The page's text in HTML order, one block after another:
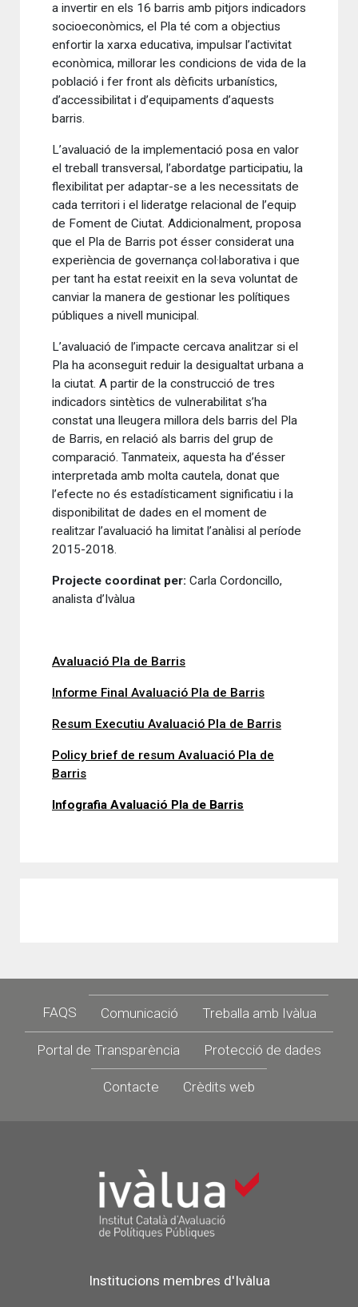
a invertir en els 16 barris amb pitjors indicadors
socioeconòmics, el Pla té com a objectius
enfortir la xarxa educativa, impulsar l’activitat
econòmica, millorar les condicions de vida de la
població i fer front als dèficits urbanístics,
d’accessibilitat i d’equipaments d’aquests
barris.
L’avaluació de la implementació posa en valor
el treball transversal, l’abordatge participatiu, la
flexibilitat per adaptar-se a les necessitats de
cada territori i el lideratge relacional de l’equip
de Foment de Ciutat. Addicionalment, proposa
que el Pla de Barris pot ésser considerat una
experiència de governança col·laborativa i que
per tant ha estat reeixit en la seva voluntat de
canviar la manera de gestionar les polítiques
públiques a nivell municipal.
L’avaluació de l’impacte cercava analitzar si el
Pla ha aconseguit reduir la desigualtat urbana a
la ciutat. A partir de la construcció de tres
indicadors sintètics de vulnerabilitat s’ha
constat una lleugera millora dels barris del Pla
de Barris, en relació als barris del grup de
comparació. Tanmateix, aquesta ha d’ésser
interpretada amb molta cautela, donat que
l’efecte no és estadísticament significatiu i la
disponibilitat de dades en el moment de
realitzar l’avaluació ha limitat l’anàlisi al període
2015-2018.
Projecte coordinat per: Carla Cordoncillo,
analista d’Ivàlua
Avaluació Pla de Barris
Informe Final Avaluació Pla de Barris
Resum Executiu Avaluació Pla de Barris
Policy brief de resum Avaluació Pla de
Barris
Infografia Avaluació Pla de Barris
Footer
FAQS Comunicació Treballa amb Ivàlua
Portal de Transparència Protecció de dades
Contacte Crèdits web
Institucions membres d'Ivàlua